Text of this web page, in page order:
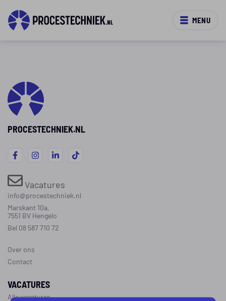
MENU
PROCESTECHNIEK.NL
Vacatures
info@procestechniek.nl
Marskant 10a,
7551 BV Hengelo
Bel 08 587 710 72
Over ons
Contact
VACATURES
Alle vacatures